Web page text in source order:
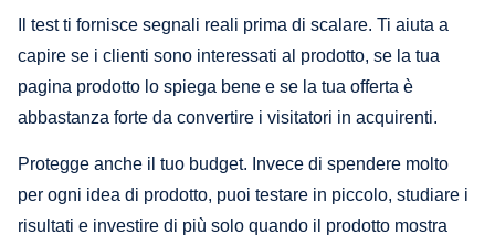
Il test ti fornisce segnali reali prima di scalare. Ti aiuta a
capire se i clienti sono interessati al prodotto, se la tua
pagina prodotto lo spiega bene e se la tua offerta è
abbastanza forte da convertire i visitatori in acquirenti.
Protegge anche il tuo budget. Invece di spendere molto
per ogni idea di prodotto, puoi testare in piccolo, studiare i
risultati e investire di più solo quando il prodotto mostra